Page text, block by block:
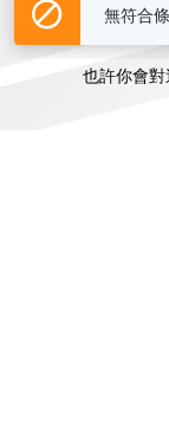
也許你會
無符合